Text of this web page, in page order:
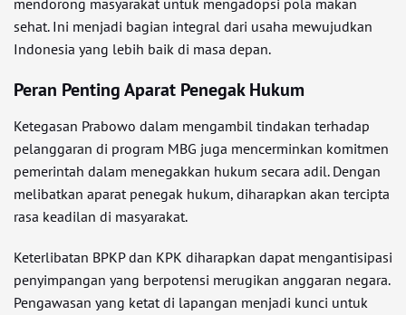
mendorong masyarakat untuk mengadopsi pola makan
sehat. Ini menjadi bagian integral dari usaha mewujudkan
Indonesia yang lebih baik di masa depan.
Peran Penting Aparat Penegak Hukum
Ketegasan Prabowo dalam mengambil tindakan terhadap
pelanggaran di program MBG juga mencerminkan komitmen
pemerintah dalam menegakkan hukum secara adil. Dengan
melibatkan aparat penegak hukum, diharapkan akan tercipta
rasa keadilan di masyarakat.
Keterlibatan BPKP dan KPK diharapkan dapat mengantisipasi
penyimpangan yang berpotensi merugikan anggaran negara.
Pengawasan yang ketat di lapangan menjadi kunci untuk